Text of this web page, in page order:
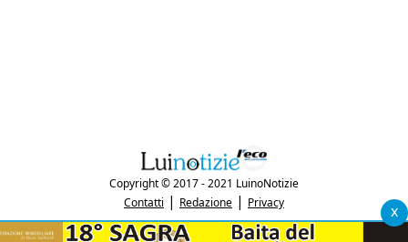
x
Copyright © 2017 - 2021 LuinoNotizie
Contatti | Redazione | Privacy
"Luinonotizie.it è una testata giornalistica iscritta al Registro Stampa del